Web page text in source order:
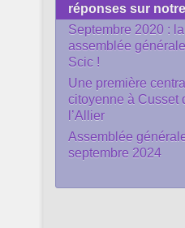
réponses sur
Septembre 2020 :
assemblée
Scic !
Une première
citoyenne à Cusset
l’Allier
Assemblée
septembre 2024